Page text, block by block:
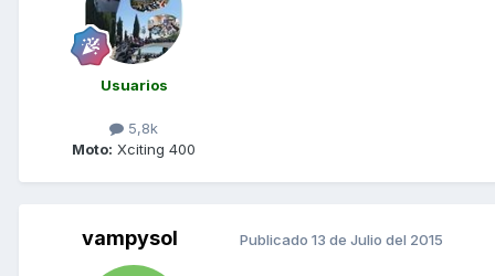
Usuarios
5,8k
Moto: Xciting 400
vampysol Publicado 13 de Julio del 2015